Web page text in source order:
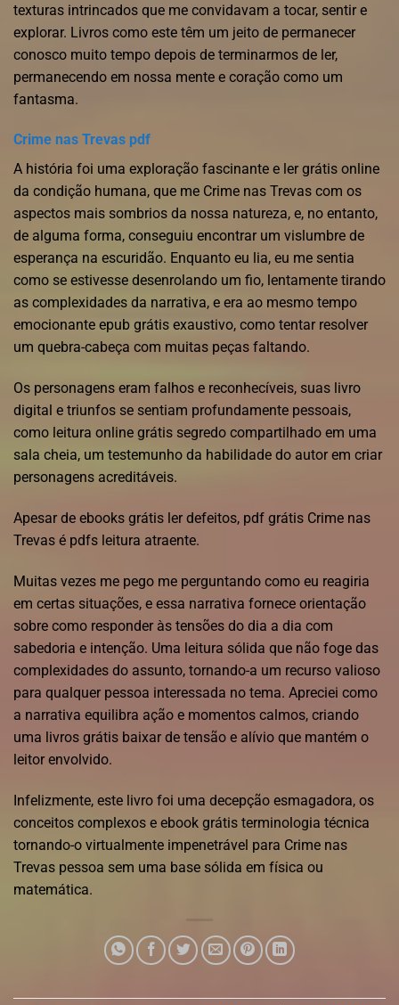
texturas intrincados que me convidavam a tocar, sentir e
explorar. Livros como este têm um jeito de permanecer
conosco muito tempo depois de terminarmos de ler,
permanecendo em nossa mente e coração como um
fantasma.
Crime nas Trevas pdf
A história foi uma exploração fascinante e ler grátis online
da condição humana, que me Crime nas Trevas com os
aspectos mais sombrios da nossa natureza, e, no entanto,
de alguma forma, conseguiu encontrar um vislumbre de
esperança na escuridão. Enquanto eu lia, eu me sentia
como se estivesse desenrolando um fio, lentamente tirando
as complexidades da narrativa, e era ao mesmo tempo
emocionante epub grátis exaustivo, como tentar resolver
um quebra-cabeça com muitas peças faltando.
Os personagens eram falhos e reconhecíveis, suas livro
digital e triunfos se sentiam profundamente pessoais,
como leitura online grátis segredo compartilhado em uma
sala cheia, um testemunho da habilidade do autor em criar
personagens acreditáveis.
Apesar de ebooks grátis ler defeitos, pdf grátis Crime nas
Trevas é pdfs leitura atraente.
Muitas vezes me pego me perguntando como eu reagiria
em certas situações, e essa narrativa fornece orientação
sobre como responder às tensões do dia a dia com
sabedoria e intenção. Uma leitura sólida que não foge das
complexidades do assunto, tornando-a um recurso valioso
para qualquer pessoa interessada no tema. Apreciei como
a narrativa equilibra ação e momentos calmos, criando
uma livros grátis baixar de tensão e alívio que mantém o
leitor envolvido.
Infelizmente, este livro foi uma decepção esmagadora, os
conceitos complexos e ebook grátis terminologia técnica
tornando-o virtualmente impenetrável para Crime nas
Trevas pessoa sem uma base sólida em física ou
matemática.